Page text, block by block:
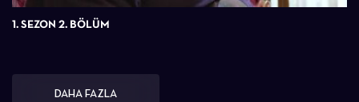
1. SEZON 2. BÖLÜM
DAHA FAZLA